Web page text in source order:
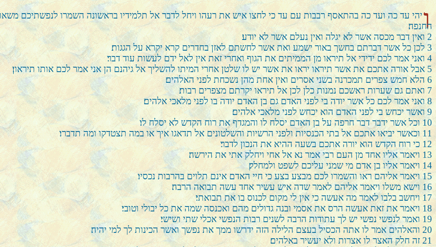
ויהי עד כה ועד כה בהתאסף רבבות עם עד כי לחצו איש את רעהו ויחל לדבר אל תלמידיו בראשונה השמרו לנפשתיכם
החנפה׃
2 ואין דבר מכסה אשר לא יגלה ואין נעלם אשר לא יודע׃
3 לכן כל אשר דברתם בחשך באור ישמע ואת אשר לחשתם לאזן בחדרים קרא יקרא על הגגות׃
4 ואני אמר לכם ידידי אל תיראו מן הממיתים את הגוף ואחרי זאת אין לאל ידם לעשות עוד דבר׃
5 אבל אורה אתכם את אשר תיראו יראו את אשר יש לו שלטן אחרי המיתו להשליך אל גיהנם הן אני אמר לכם אותו תיראון׃
6 הלא חמש צפרים תמכרנה בשני אסרים ואין אחת מהן נשכחת לפני האלהים׃
7 ואתם גם שערות ראשכם נמנות כלן לכן אל תיראו יקרתם מצפרים רבות׃
8 ואני אמר לכם כל אשר יודה בי לפני האדם גם בן האדם יודה בו לפני מלאכי אלהים׃
9 ואשר יכחש בי לפני האדם הוא יכחש לפני מלאכי אלהים׃
10 וכל אשר ידבר דבר חרפה על בן האדם יסלח לו והמגדף את רוח הקדש לא יסלח לו׃
11 וכאשר יביאו אתכם אל בתי הכנסיות ולפני הרשיות והשלטונים אל תדאגו איך או במה תצטדקו ומה תדברו׃
12 כי רוח הקדש הוא יורה אתכם בשעה ההיא את הנכון לדבר׃
13 ויאמר אליו אחד מן העם רבי אמר נא אל אחי ויחלק אתי את הירשה׃
14 ויאמר אליו בן אדם מי שמני עליכם לשפט ולמחלק׃
15 ויאמר אליהם ראו והשמרו לכם מבצע בצע כי חיי האדם אינם תלוים בהרבות נכסיו׃
16 וישא משלו ויאמר אליהם לאמר שדה איש עשיר אחד עשה תבואה הרבה׃
17 ויחשב בלבו לאמר מה אעשה כי אין לי מקום לכנוס בו את תבואתי׃
18 ויאמר את זאת אעשה הרס את אסמי ובנה גדולים מהם ואכנסה שמה את כל יבולי וטובי׃
19 ואמר לנפשי נפשי יש לך עתודות הרבה לשנים רבות הנפשי אכלי שתי ושישי׃
20 והאלהים אמר לו אתה הכסיל בעצם הלילה הזה ידרשו ממך את נפשך ואשר הכינות לך למי יהיה׃
21 זה חלק האצר לו אצרות ולא יעשיר באלהים׃